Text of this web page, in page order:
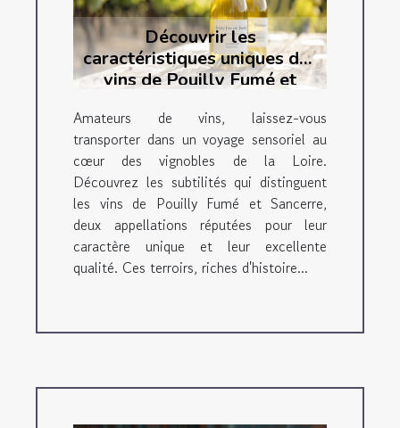
Découvrir les
caractéristiques uniques des
vins de Pouilly Fumé et
Amateurs de vins, laissez-vous
transporter dans un voyage sensoriel au
cœur des vignobles de la Loire.
Découvrez les subtilités qui distinguent
les vins de Pouilly Fumé et Sancerre,
deux appellations réputées pour leur
caractère unique et leur excellente
qualité. Ces terroirs, riches d'histoire...